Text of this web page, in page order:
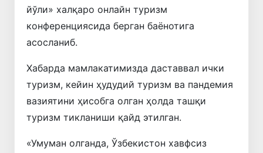
йўли» халқаро онлайн туризм
конференциясида берган баёнотига
асосланиб.
Хабарда мамлакатимизда даставвал ички
туризм, кейин ҳудудий туризм ва пандемия
вазиятини ҳисобга олган ҳолда ташқи
туризм тикланиши қайд этилган.
«Умуман олганда, Ўзбекистон хавфсиз